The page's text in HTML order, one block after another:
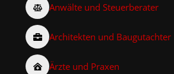
Anwälte und Steuerberater
Architekten und Baugutachter
Ärzte und Praxen